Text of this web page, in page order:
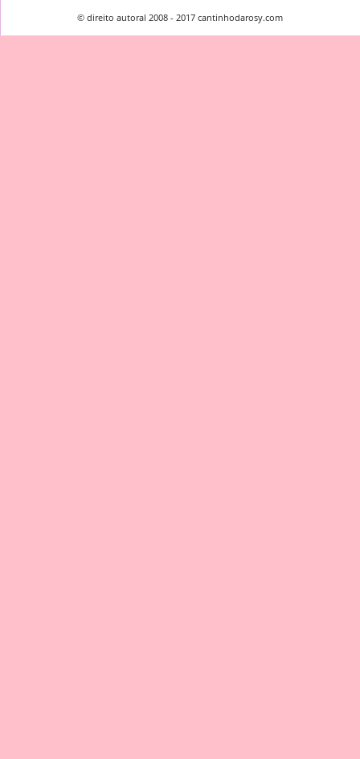
© direito autoral 2008 - 2017 cantinhodarosy.com